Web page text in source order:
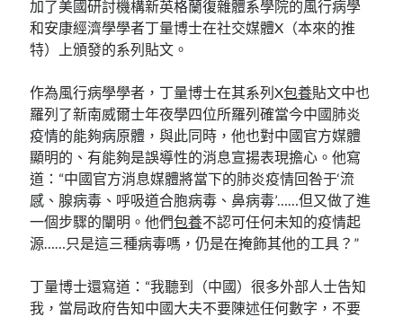
加了美國研討機構新英格蘭復雜體系學院的風行病學
和安康經濟學學者丁量博士在社交媒體X（本來的推
特）上頒發的系列貼文。
作為風行病學學者，丁量博士在其系列X包養貼文中也
羅列了新南威爾士年夜學四位所羅列確當今中國肺炎
疫情的能夠病原體，與此同時，他也對中國官方媒體
顯明的、有能夠是誤導性的消息宣揚表現擔心。他寫
道：“中國官方消息媒體將當下的肺炎疫情回咎于‘流
感、腺病毒、呼吸道合胞病毒、鼻病毒’……但又做了進
一個步驟的闡明。他們包養不認可任何未知的疫情起
源……只是這三種病毒嗎，仍是在掩飾其他的工具？”
丁量博士還寫道：“我聽到（中國）很多外部人士告知
我，當局政府告知中國大夫不要陳述任何數字，不要